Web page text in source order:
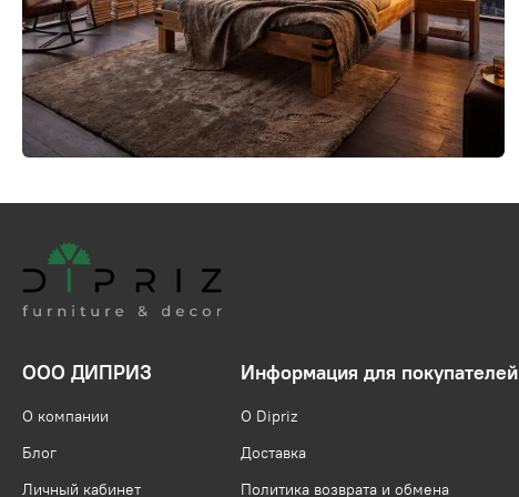
ООО ДИПРИЗ
О компании
Блог
Личный кабинет
Информация для покупателей
О Dipriz
Доставка
Политика возврата и обмена